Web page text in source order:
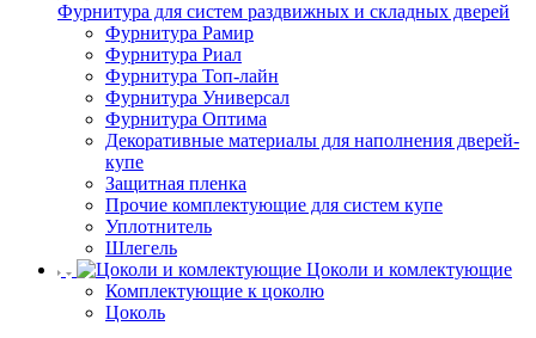
Фурнитура для систем раздвижных и складных дверей
Фурнитура Рамир
Фурнитура Риал
Фурнитура Топ-лайн
Фурнитура Универсал
Фурнитура Оптима
Декоративные материалы для наполнения дверей-
купе
Защитная пленка
Прочие комплектующие для систем купе
Уплотнитель
Шлегель
Цоколи и комлектующие
Комплектующие к цоколю
Цоколь